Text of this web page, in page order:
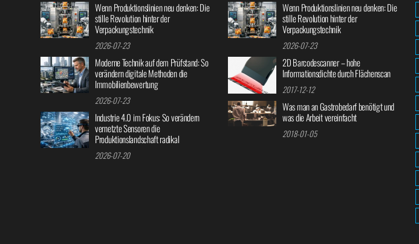
Wenn Produktionslinien neu denken: Die
stille Revolution hinter der
Verpackungstechnik
2026-07-23
Moderne Technik auf dem Prüfstand: So
verändern digitale Methoden die
Immobilienbewertung
2026-07-23
Industrie 4.0 im Fokus: So verändern
vernetzte Sensoren die
Produktionslandschaft radikal
2026-07-20
Wenn Produktionslinien neu denken: Die
stille Revolution hinter der
Verpackungstechnik
2026-07-23
2D Barcodescanner – hohe
Informationsdichte durch Flächenscan
2017-12-12
Was man an Gastrobedarf benötigt und
was die Arbeit vereinfacht
2018-01-05